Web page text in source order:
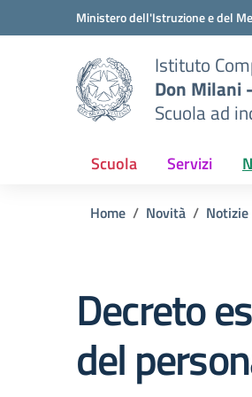
Vai ai contenuti
Vai al menu di navigazioneMinistero dell'Istruzione e del
Istituto
Don Milani
Scuola ad
Scuola Servizi
Home Novità Notizie
Decreto
del